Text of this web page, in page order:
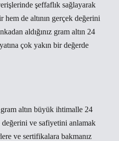
şeffaflık sağlayarak
de altının gerçek değerini
aldığınız gram altın 24
çok yakın bir değerde
gram altın büyük ihtimalle 24
değerini ve safiyetini anlamak
ve sertifikalara bakmanız